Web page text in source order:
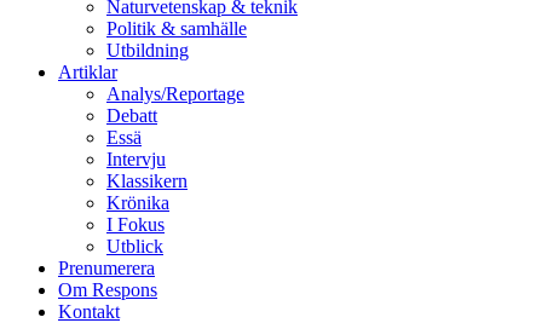
Naturvetenskap & teknik
Politik & samhälle
Utbildning
Artiklar
Analys/Reportage
Debatt
Essä
Intervju
Klassikern
Krönika
I Fokus
Utblick
Prenumerera
Om Respons
Kontakt